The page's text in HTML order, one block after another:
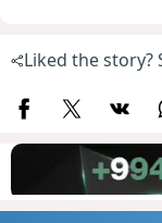
Liked the story?